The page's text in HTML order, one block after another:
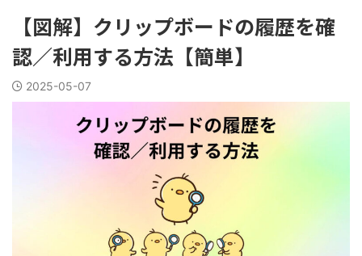
【図解】クリップボードの履歴を確
認／利用する方法【簡単】
2025-05-07